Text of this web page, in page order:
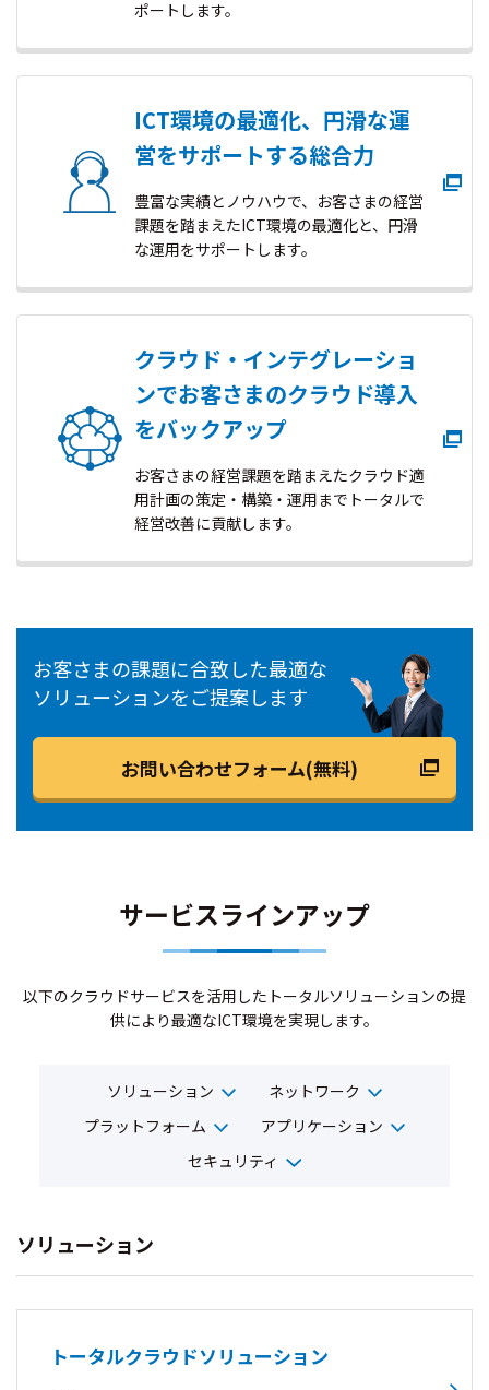
ポートします。
ICT環境の最適化、円滑な運
営をサポートする総合力
豊富な実績とノウハウで、お客さまの経営
課題を踏まえたICT環境の最適化と、円滑
な運用をサポートします。
クラウド・インテグレーショ
ンでお客さまのクラウド導入
をバックアップ
お客さまの経営課題を踏まえたクラウド適
用計画の策定・構築・運用までトータルで
経営改善に貢献します。
お客さまの課題に合致した最適な
ソリューションをご提案します
お問い合わせフォーム(無料)
サービスラインアップ
以下のクラウドサービスを活用したトータルソリューションの提
供により最適なICT環境を実現します。
ソリューション
ネットワーク
プラットフォーム
アプリケーション
セキュリティ
ソリューション
トータルクラウドソリューション